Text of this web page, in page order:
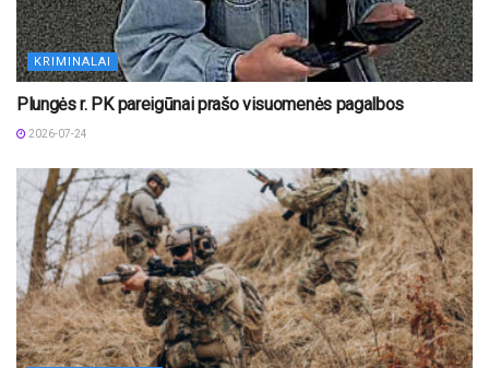
KRIMINALAI
Plungės r. PK pareigūnai prašo visuomenės pagalbos
2026-07-24